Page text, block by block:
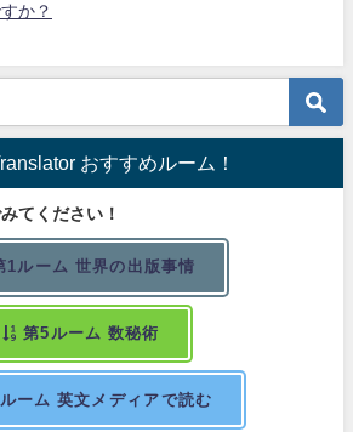
か？
おすすめルーム！
てください！
1ルーム 世界の出版事情
第5ルーム 数秘術
ーム 英文メディアで読む